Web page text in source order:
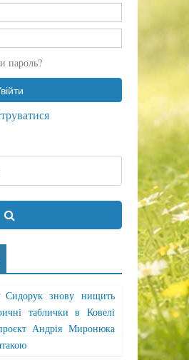
пароль?
Сидорук знову нищить
таблички в Ковелі
Андрія Миронюка